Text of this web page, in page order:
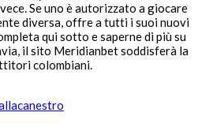
Se uno è autorizzato a giocare
diversa, offre a tutti i suoi nuovi
qui sotto e saperne di più su
il sito Meridianbet soddisferà la
colombiani.